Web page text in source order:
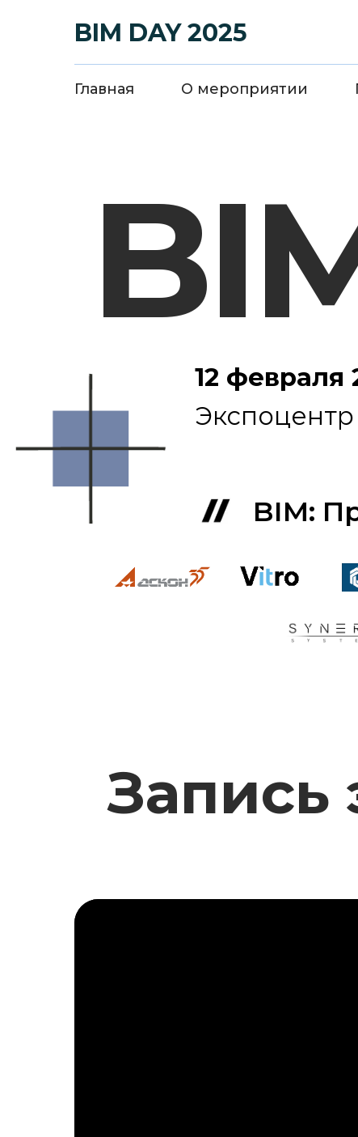
BIM DAY 2025
Главная О мероприятии
BIM DAY Главная О
12 февраля
BIM:
Запись